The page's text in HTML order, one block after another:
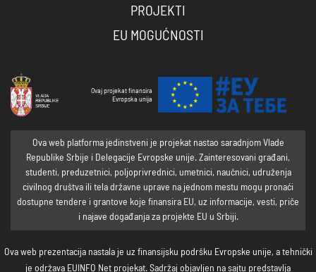
PROJEKTI
EU MOGUĆNOSTI
Ovaj projekat finansira
Evropska unija
Ova web platforma jedinstveni je projekat nastao saradnjom Vlade
Republike Srbije i Delegacije Evropske unije. Zainteresovani građani,
studenti, preduzetnici, poljoprivrednici, umetnici, naučnici, udruženja
civilnog društva ili tela državne uprave na jednom mestu mogu pronaći
dostupne tendere i grantove koje finansira EU, uz informacije, vesti, priče
i najave događanja za projekte EU u Srbiji.
Ova web prezentacija nastala je uz finansijsku podršku Evropske unije, a tehnički
je održava EUINFO Net projekat. Sadržaj objavljen na sajtu predstavlja